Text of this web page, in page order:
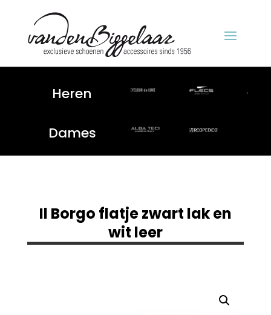
Heren
Dames
Il Borgo flatje zwart lak en
wit leer